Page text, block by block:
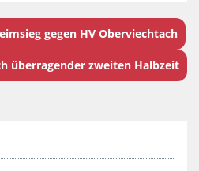
gegen HV Oberviechtach
überragender zweiten Halbzeit